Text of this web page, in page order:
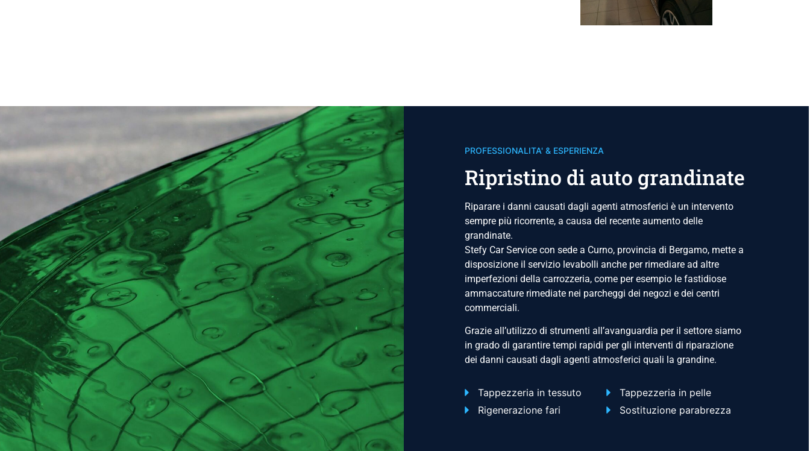
PROFESSIONALITA' & ESPERIENZA
Ripristino di auto grandinate
Riparare i danni causati dagli agenti atmosferici è un intervento
sempre più ricorrente, a causa del recente aumento delle
grandinate.
Stefy Car Service con sede a Curno, provincia di Bergamo, mette a
disposizione il servizio levabolli anche per rimediare ad altre
imperfezioni della carrozzeria, come per esempio le fastidiose
ammaccature rimediate nei parcheggi dei negozi e dei centri
commerciali.
Grazie all’utilizzo di strumenti all’avanguardia per il settore siamo
in grado di garantire tempi rapidi per gli interventi di riparazione
dei danni causati dagli agenti atmosferici quali la grandine.
Tappezzeria in tessuto
Rigenerazione fari
Tappezzeria in pelle
Sostituzione parabrezza